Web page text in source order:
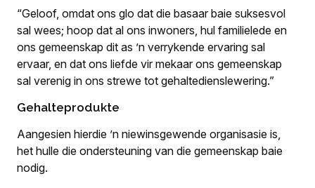
“Geloof, omdat ons glo dat die basaar baie suksesvol
sal wees; hoop dat al ons inwoners, hul familielede en
ons gemeenskap dit as ’n verrykende ervaring sal
ervaar, en dat ons liefde vir mekaar ons gemeenskap
sal verenig in ons strewe tot gehaltedienslewering.”
Gehalteprodukte
Aangesien hierdie ’n niewinsgewende organisasie is,
het hulle die ondersteuning van die gemeenskap baie
nodig.